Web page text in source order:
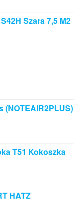
Szara 7,5 M2
(NOTEAIR2PLUS)
T51 Kokoszka
HATZ